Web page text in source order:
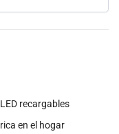
recargables
en el hogar